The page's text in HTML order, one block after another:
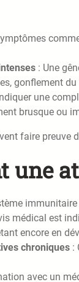
: Une
gonflement
une
brusque ou
faire preuve
une
médical est
encore en
chroniques :
avec un